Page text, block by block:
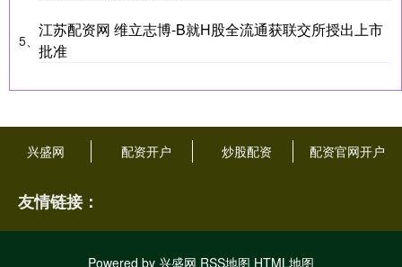
5、
江苏配资网 维立志博-B就H股全流通获联交所授出上市
批准
兴盛网 配资开户 炒股配资 配资官网开户
友情链接：
Powered by 兴盛网 RSS地图 HTML地图